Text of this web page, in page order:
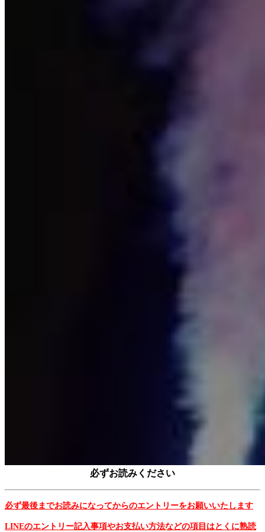
必ずお読みください
必ず最後までお読みになってからのエントリーをお願いいたします
LINEのエントリー記入事項やお支払い方法などの項目はとくに熟読